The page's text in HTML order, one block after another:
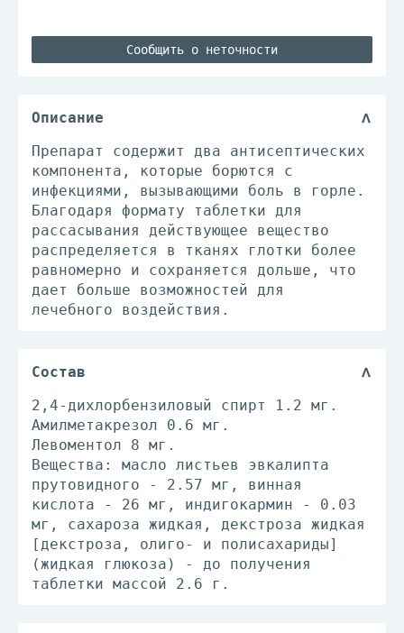
Сообщить о неточности
Описание
Препарат содержит два антисептических
компонента, которые борются с
инфекциями, вызывающими боль в горле.
Благодаря формату таблетки для
рассасывания действующее вещество
распределяется в тканях глотки более
равномерно и сохраняется дольше, что
дает больше возможностей для
лечебного воздействия.
Состав
2,4-дихлорбензиловый спирт 1.2 мг.
Амилметакрезол 0.6 мг.
Левоментол 8 мг.
Вещества: масло листьев эвкалипта
прутовидного - 2.57 мг, винная
кислота - 26 мг, индигокармин - 0.03
мг, сахароза жидкая, декстроза жидкая
[декстроза, олиго- и полисахариды]
(жидкая глюкоза) - до получения
таблетки массой 2.6 г.